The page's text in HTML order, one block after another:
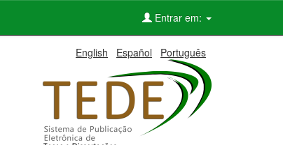
Entrar em:
English Español Português